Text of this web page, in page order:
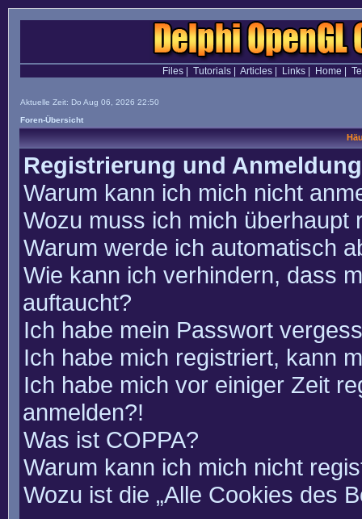
Files| Tutorials| Articles| Links| Home
Aktuelle Zeit: Do Aug 06, 2026 22:50
Foren-Übersicht
Registrierung und Anmeldung
Warum kann ich mich nicht
Wozu muss ich mich überhaupt
Warum werde ich automatisch
Wie kann ich verhindern, dass
auftaucht?
Ich habe mein Passwort
Ich habe mich registriert, kann
Ich habe mich vor einiger Zeit
anmelden?!
Was ist COPPA?
Warum kann ich mich nicht
Wozu ist die „Alle Cookies des